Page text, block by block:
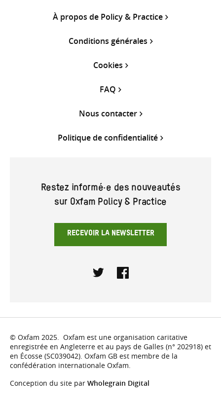
À propos de Policy & Practice
Conditions générales
Cookies
FAQ
Nous contacter
Politique de confidentialité
Restez informé·e des nouveautés
sur Oxfam Policy & Practice
RECEVOIR LA NEWSLETTER
© Oxfam 2025. Oxfam est une organisation caritative
enregistrée en Angleterre et au pays de Galles (n° 202918) et
en Écosse (SC039042). Oxfam GB est membre de la
confédération internationale Oxfam.
Conception du site par Wholegrain Digital